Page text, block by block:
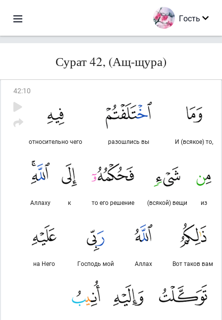
Гость
Сурат 42, (Ащ-щура)
42:10
И (всякое) то,
разошлись вы
относительно чего
из
(всякой) вещи
то его решение
к
Аллаху
Вот таков вам
Аллах
Господь мой
на Него